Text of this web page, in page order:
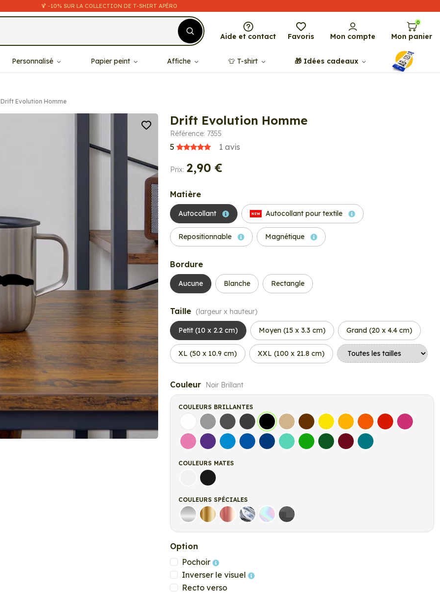
🍹 -10% SUR LA COLLECTION DE T-SHIRT APÉRO
Aide et contact Favoris Mon compte
0
Mon panier
Personnalisé Papier peint Affiche 👕​​ T-shirt 🎁​ Idées cadeaux
Drift Evolution Homme
Drift Evolution Homme
Référence: 7355
5 1 avis
Prix: 2,90 €
Matière
Autocollant NEW Autocollant pour textile
Repositionnable Magnétique
Bordure
Aucune Blanche Rectangle
Taille (largeur x hauteur)
Petit (10 x 2.2 cm) Moyen (15 x 3.3 cm) Grand (20 x 4.4 cm)
XL (50 x 10.9 cm) XXL (100 x 21.8 cm)
Couleur Noir Brillant
COULEURS BRILLANTES
Blanc Gris Gris FoncéGris Anthracite
Noir Beige Marron Jaune ClairJaune Foncé
OrangeRouge Fuchsia
Rose Violet Bleu clairBleu MoyenBleu FoncéBleu VertVert clairVert FoncéBordeauxTurquoise
COULEURS MATES
Blanc matNoir mat
COULEURS SPÉCIALES
Argent Or Rose Gold
ChromeHolographique
Carbone Noir
Option
Pochoir
Inverser le visuel
Recto verso